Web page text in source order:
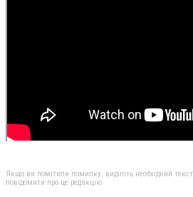
Якщо ви помітили помилку, виділіть необхідний
повідомити про це редакцію